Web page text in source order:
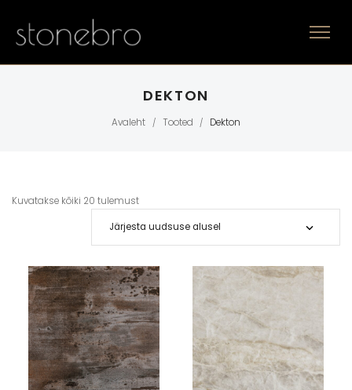
DEKTON
Avaleht / Tooted / Dekton
Kuvatakse kõiki 20 tulemust